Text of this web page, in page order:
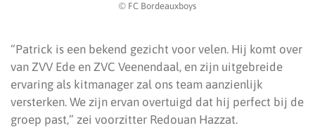
© FC Bordeauxboys
“Patrick is een bekend gezicht voor velen. Hij komt over
van ZVV Ede en ZVC Veenendaal, en zijn uitgebreide
ervaring als kitmanager zal ons team aanzienlijk
versterken. We zijn ervan overtuigd dat hij perfect bij de
groep past,” zei voorzitter Redouan Hazzat.